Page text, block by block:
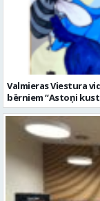
Valmieras Viestura
bērniem “Astoņi